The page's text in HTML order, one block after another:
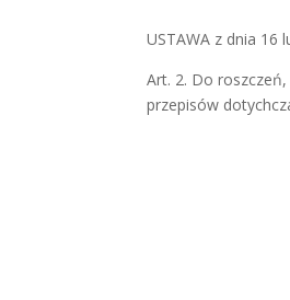
USTAWA z dnia 16
Art. 2. Do
przepisów